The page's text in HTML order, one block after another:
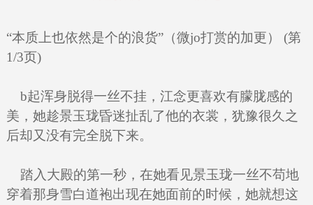
“本质上也依然是个的浪货”（微jo打赏的加更） (第
1/3页)
b起浑身脱得一丝不挂，江念更喜欢有朦胧感的
美，她趁景玉珑昏迷扯乱了他的衣裳，犹豫很久之
后却又没有完全脱下来。
踏入大殿的第一秒，在她看见景玉珑一丝不苟地
穿着那身雪白道袍出现在她面前的时候，她就想这